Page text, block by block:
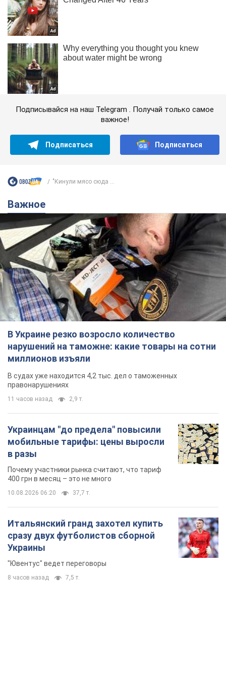
Подписывайся на наш Telegram . Получай только самое
важное!
Подписаться Подписаться
"Кинули мясо сюда ...
Важное
В Украине резко возросло количество
нарушений на таможне: какие товары на сотни
миллионов изъяли
В судах уже находится 4,2 тыс. дел о таможенных
правонарушениях
11 часов назад 2,9 т.
Украинцам "до предела" повысили
мобильные тарифы: цены выросли
в разы
Почему участники рынка считают, что тариф
400 грн в месяц – это не много
10.08.2026 06:20 37,7 т.
Итальянский гранд захотел купить
сразу двух футболистов сборной
Украины
"Ювентус" ведет переговоры
8 часов назад 7,5 т.